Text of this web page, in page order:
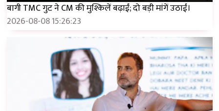
बागी TMC गुट ने CM की मुश्किलें बढ़ाईं; दो बड़ी मांगें उठाईं।
2026-08-08 15:26:23